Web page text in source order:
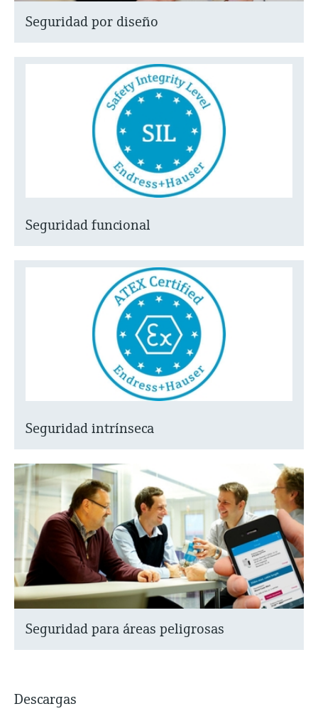
Seguridad por diseño
Seguridad funcional
Seguridad intrínseca
Seguridad para áreas peligrosas
Descargas